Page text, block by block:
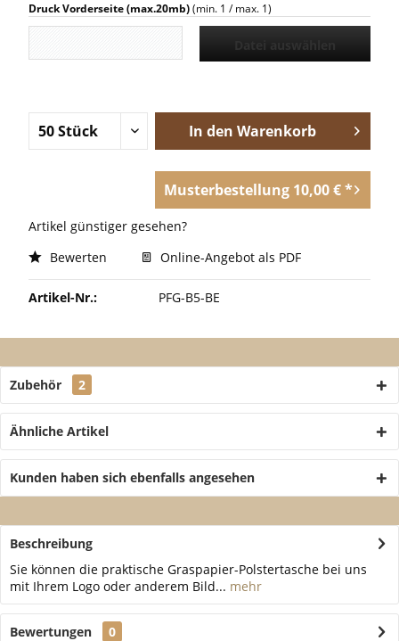
Druck Vorderseite (max.20mb)(min. 1 / max. 1)
In den Warenkorb
Musterbestellung 10,00 € *
Artikel günstiger gesehen?
Bewerten
Online-Angebot als PDF
Artikel-Nr.: PFG-B5-BE
Zubehör 2
Ähnliche Artikel
Kunden haben sich ebenfalls angesehen
Beschreibung
Sie können die praktische Graspapier-Polstertasche bei uns
mit Ihrem Logo oder anderem Bild... mehr
Bewertungen
0